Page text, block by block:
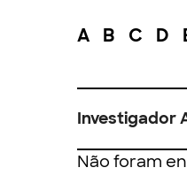
A B C D
Investigador
Não foram